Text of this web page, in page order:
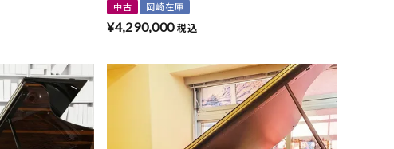
中古 岡崎在庫
¥4,290,000 税込